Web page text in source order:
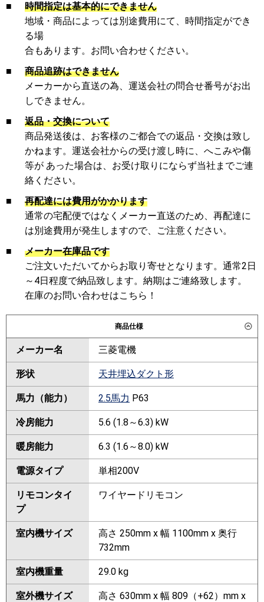
■
時間指定は基本的にできません
地域・商品によっては別途費用にて、時間指定ができ
る場
合もあります。お問い合わせください。
■
商品追跡はできません
メーカーから直送の為、運送会社の問合せ番号がお出
しできません。
■
返品・交換について
商品発送後は、お客様のご都合での返品・交換は致し
かねます。運送会社からの受け渡し時に、へこみや傷
等が あった場合は、お受け取りにならず当社までご連
絡ください。
■
再配達には費用がかかります
通常の宅配便ではなくメーカー直送のため、再配達に
は別途費用が発生しますので、ご注意ください。
■
メーカー在庫品です
ご注文いただいてからお取り寄せとなります。通常2日
～4日程度で納品致します。納期はご連絡致します。
在庫のお問い合わせはこちら！
商品仕様
メーカー名 三菱電機
形状 天井埋込ダクト形
馬力（能力） 2.5馬力 P63
冷房能力 5.6 (1.8～6.3) kW
暖房能力 6.3 (1.6～8.0) kW
電源タイプ 単相200V
リモコンタイ
プ
ワイヤードリモコン
室内機サイズ
高さ 250mm x 幅 1100mm x 奥行
732mm
室内機重量 29.0 kg
室外機サイズ
高さ 630mm x 幅 809（+62）mm x